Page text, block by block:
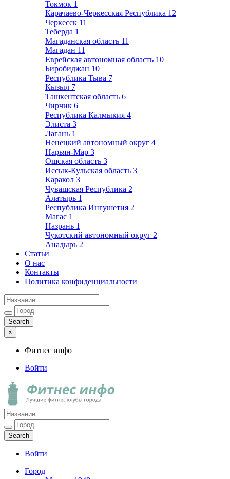
Токмок 1
Карачаево-Черкесская Республика 12
Черкесск 11
Теберда 1
Магаданская область 11
Магадан 11
Еврейская автономная область 10
Биробиджан 10
Республика Тыва 7
Кызыл 7
Ташкентская область 6
Чирчик 6
Республика Калмыкия 4
Элиста 3
Лагань 1
Ненецкий автономный округ 4
Нарьян-Мар 3
Ошская область 3
Иссык-Кульская область 3
Каракол 3
Чувашская Республика 2
Алатырь 1
Республика Ингушетия 2
Магас 1
Назрань 1
Чукотский автономный округ 2
Анадырь 2
Статьи
О нас
Контакты
Политика конфиденциальности
×
Фитнес инфо
Войти
Фитнес инфо
Лучшие фитнес клубы города
Войти
Город